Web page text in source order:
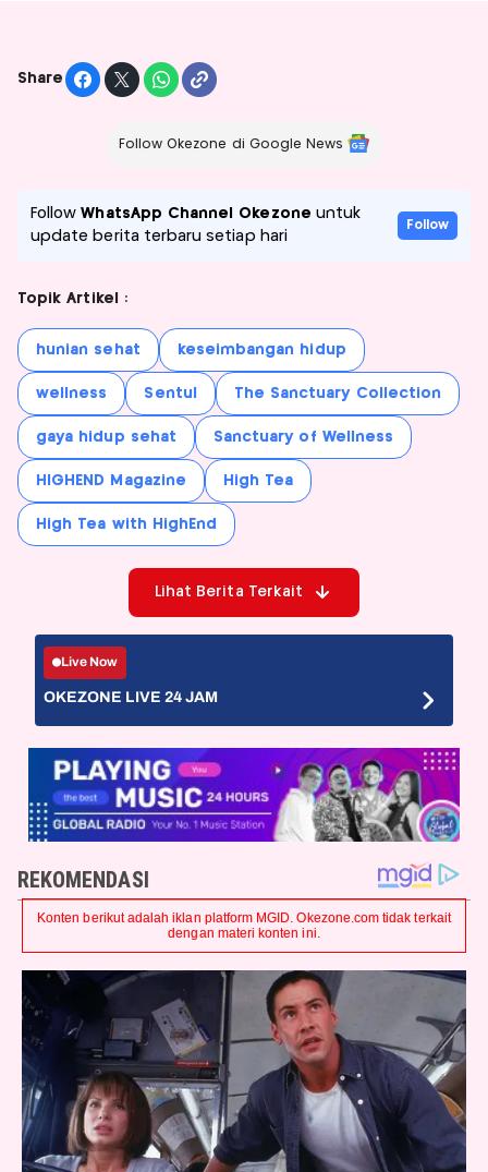
Share
Follow Okezone di Google News
FollowWhatsApp Channel Okezone untuk
update berita terbaru setiap hari
Follow
Topik Artikel :
hunian sehat keseimbangan hidup
wellness Sentul The Sanctuary Collection
gaya hidup sehat Sanctuary of Wellness
HIGHEND Magazine High Tea
High Tea with HighEnd
Lihat Berita Terkait
Live Now
OKEZONE LIVE 24 JAM